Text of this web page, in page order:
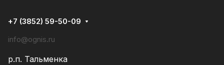
+7 (3852) 59-50-09
info@ognis.ru
р.п. Тальменка